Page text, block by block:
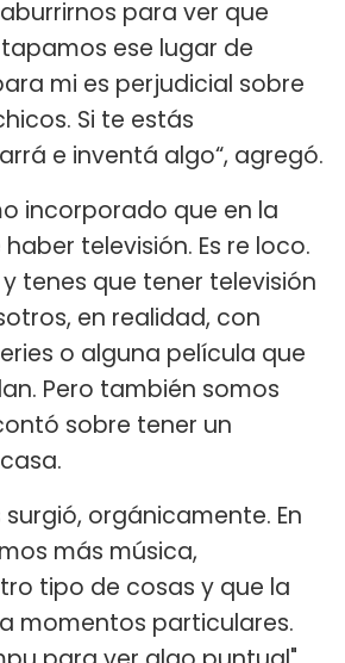
para ver que
ese lugar de
mi es perjudicial sobre
Si te estás
e inventá algo“, agregó.
incorporado que en la
televisión. Es re loco.
tenes que tener televisión
en realidad, con
o alguna película que
Pero también somos
sobre tener un
surgió, orgánicamente. En
más música,
tipo de cosas y que la
momentos particulares.